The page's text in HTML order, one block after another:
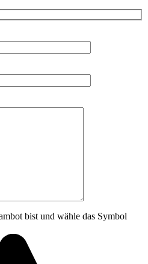
bist und wähle das Symbol